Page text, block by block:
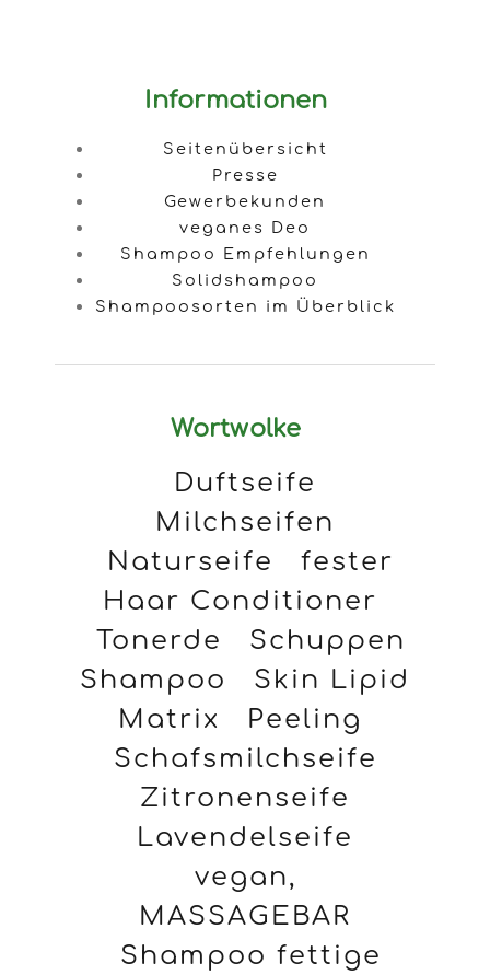
Informationen
Seitenübersicht
Presse
Gewerbekunden
veganes Deo
Shampoo Empfehlungen
Solidshampoo
Shampoosorten im Überblick
Wortwolke
Duftseife
Milchseifen
Naturseife
fester
Haar Conditioner
Tonerde
Schuppen
Shampoo
Skin Lipid
Matrix
Peeling
Schafsmilchseife
Zitronenseife
Lavendelseife
vegan,
MASSAGEBAR
Shampoo fettige